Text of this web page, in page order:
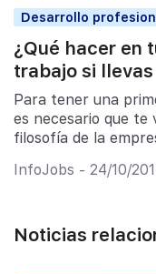
Desarrollo
¿Qué hacer en
trabajo si
Para tener una
es necesario que te
filosofía de la
InfoJobs - 24/10/
Noticias